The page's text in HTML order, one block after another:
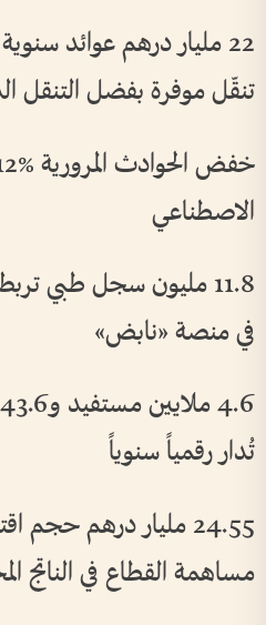
تنقّل موفرة بفضل التنقل
الاصطناعي
في منصة «نابض»
تُدار رقمياً سنوياً
مساهمة القطاع في الناتج